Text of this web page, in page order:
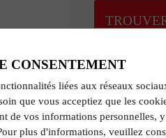
CONSENTEMENT
liées aux réseaux
que vous acceptiez que les
de vos informations personnelles,
plus d'informations, veuillez